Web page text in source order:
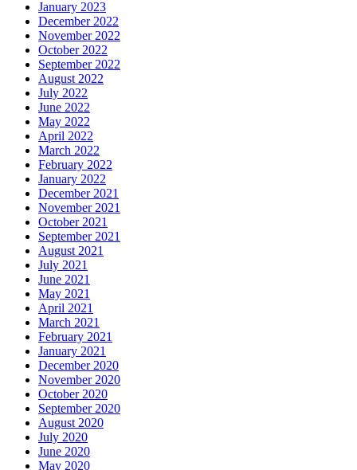
January 2023
December 2022
November 2022
October 2022
September 2022
August 2022
July 2022
June 2022
May 2022
April 2022
March 2022
February 2022
January 2022
December 2021
November 2021
October 2021
September 2021
August 2021
July 2021
June 2021
May 2021
April 2021
March 2021
February 2021
January 2021
December 2020
November 2020
October 2020
September 2020
August 2020
July 2020
June 2020
May 2020